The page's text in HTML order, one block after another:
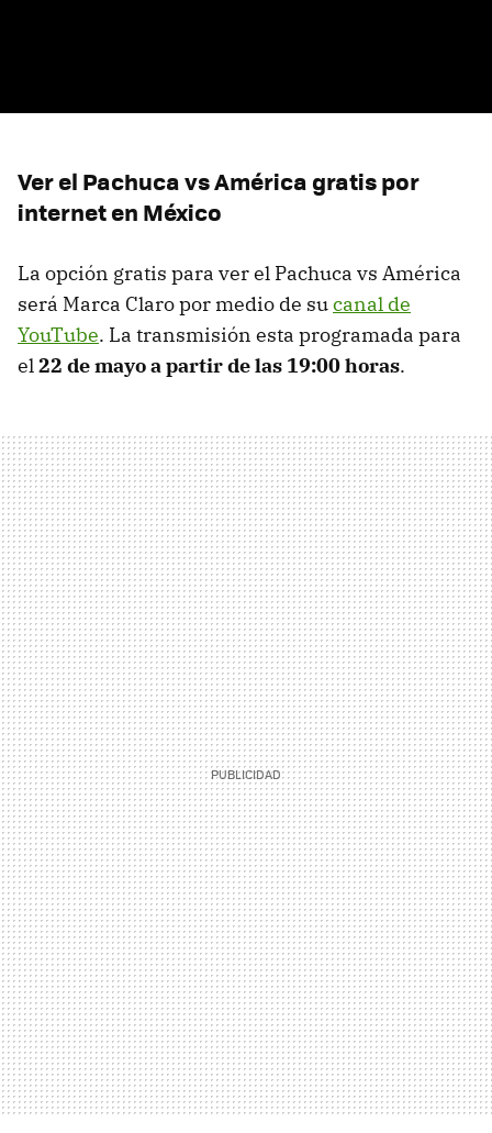
Ver el Pachuca vs América gratis por
internet en México
La opción gratis para ver el Pachuca vs América
será Marca Claro por medio de sucanal de
YouTube. La transmisión esta programada para
el22 de mayo a partir de las 19:00 horas.